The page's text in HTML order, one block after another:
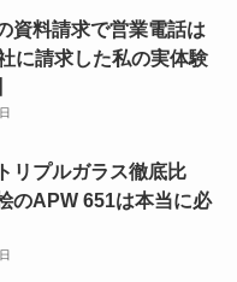
資料請求で営業電話は
に請求した私の実体験
リプルガラス徹底比
のAPW 651は本当に必